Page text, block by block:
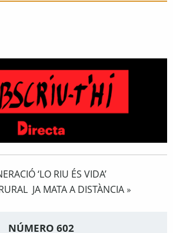
‘LO RIU ÉS VIDA’
JA MATA A DISTÀNCIA »
NÚMERO 602